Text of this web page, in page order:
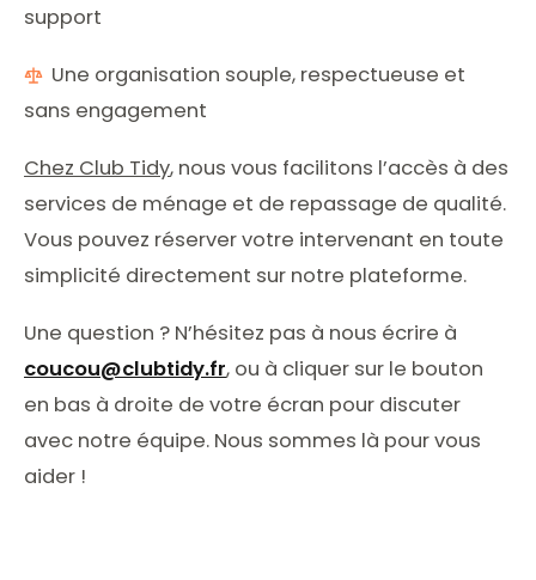
support
Une organisation souple, respectueuse et
sans engagement
Chez Club Tidy, nous vous facilitons l’accès à des
services de ménage et de repassage de qualité.
Vous pouvez réserver votre intervenant en toute
simplicité directement sur notre plateforme.
Une question ? N’hésitez pas à nous écrire à
coucou@clubtidy.fr, ou à cliquer sur le bouton
en bas à droite de votre écran pour discuter
avec notre équipe. Nous sommes là pour vous
aider !